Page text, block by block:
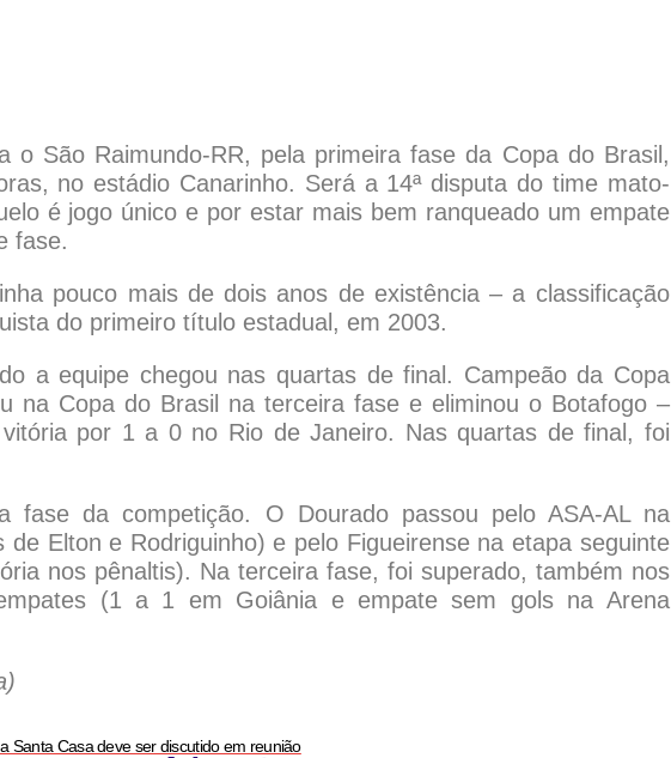
o São Raimundo-RR, pela primeira fase da Copa do Brasil,
no estádio Canarinho. Será a 14ª disputa do time mato-
é jogo único e por estar mais bem ranqueado um empate
fase.
pouco mais de dois anos de existência – a classificação
do primeiro título estadual, em 2003.
a equipe chegou nas quartas de final. Campeão da Copa
na Copa do Brasil na terceira fase e eliminou o Botafogo –
por 1 a 0 no Rio de Janeiro. Nas quartas de final, foi
fase da competição. O Dourado passou pelo ASA-AL na
Elton e Rodriguinho) e pelo Figueirense na etapa seguinte
nos pênaltis). Na terceira fase, foi superado, também nos
(1 a 1 em Goiânia e empate sem gols na Arena
Santa Casa deve ser discutido em reunião